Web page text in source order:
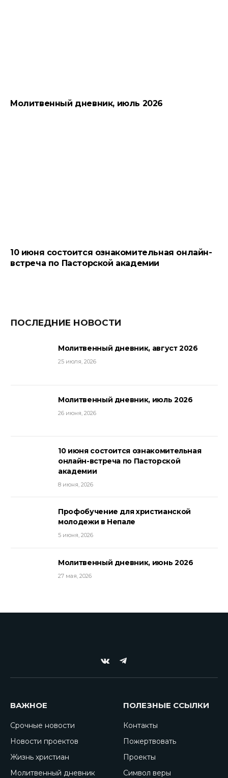
Молитвенный дневник, июль 2026
10 июня состоится ознакомительная онлайн-
встреча по Пасторской академии
ПОСЛЕДНИЕ НОВОСТИ
Молитвенный дневник, август 2026
25 июля, 2026
Молитвенный дневник, июль 2026
26 июня, 2026
10 июня состоится ознакомительная
онлайн-встреча по Пасторской
академии
8 июня, 2026
Профобучение для христианской
молодежи в Непале
5 июня, 2026
Молитвенный дневник, июнь 2026
27 мая, 2026
VKontakte
Telegram
ВАЖНОЕ
Срочные новости
Новости проектов
Жизнь христиан
Молитвенный дневник
ПОЛЕЗНЫЕ ССЫЛКИ
Контакты
Пожертвовать
Проекты
Символ веры